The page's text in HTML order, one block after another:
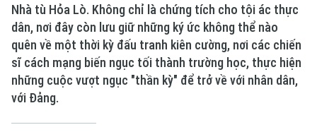
Nhà tù Hỏa Lò. Không chỉ là chứng tích cho tội ác thực
dân, nơi đây còn lưu giữ những ký ức không thể nào
quên về một thời kỳ đấu tranh kiên cường, nơi các chiến
sĩ cách mạng biến ngục tối thành trường học, thực hiện
những cuộc vượt ngục "thần kỳ" để trở về với nhân dân,
với Đảng.